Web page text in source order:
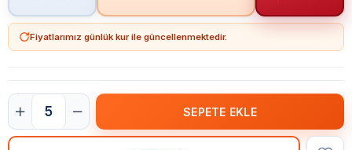
Fiyatlarımız günlük kur ile güncellenmektedir.